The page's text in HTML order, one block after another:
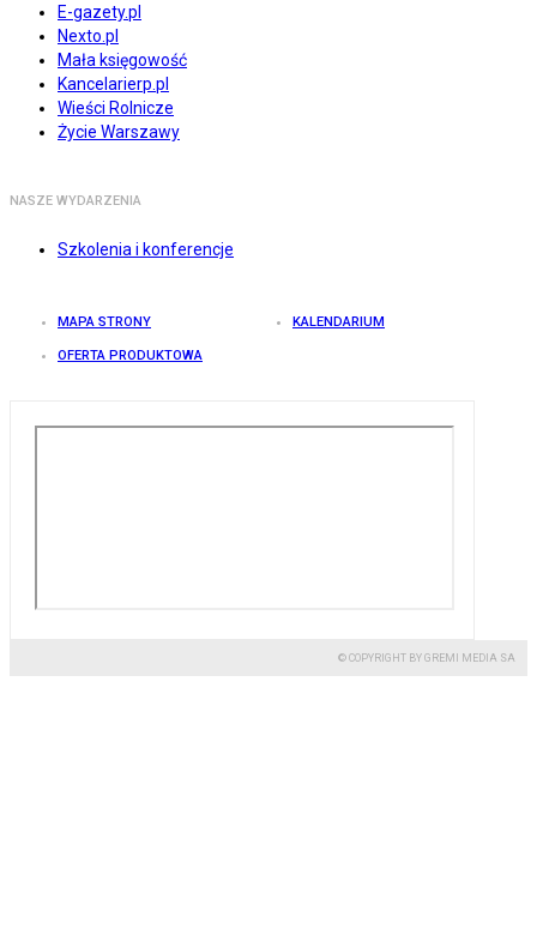
E-gazety.pl
Nexto.pl
Mała księgowość
Kancelarierp.pl
Wieści Rolnicze
Życie Warszawy
NASZE WYDARZENIA
Szkolenia i konferencje
MAPA STRONY KALENDARIUM
OFERTA PRODUKTOWA
© COPYRIGHT BY GREMI MEDIA SA